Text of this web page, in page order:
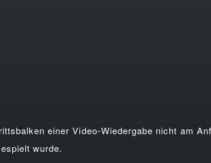
einer Video-Wiedergabe nicht am
wurde.